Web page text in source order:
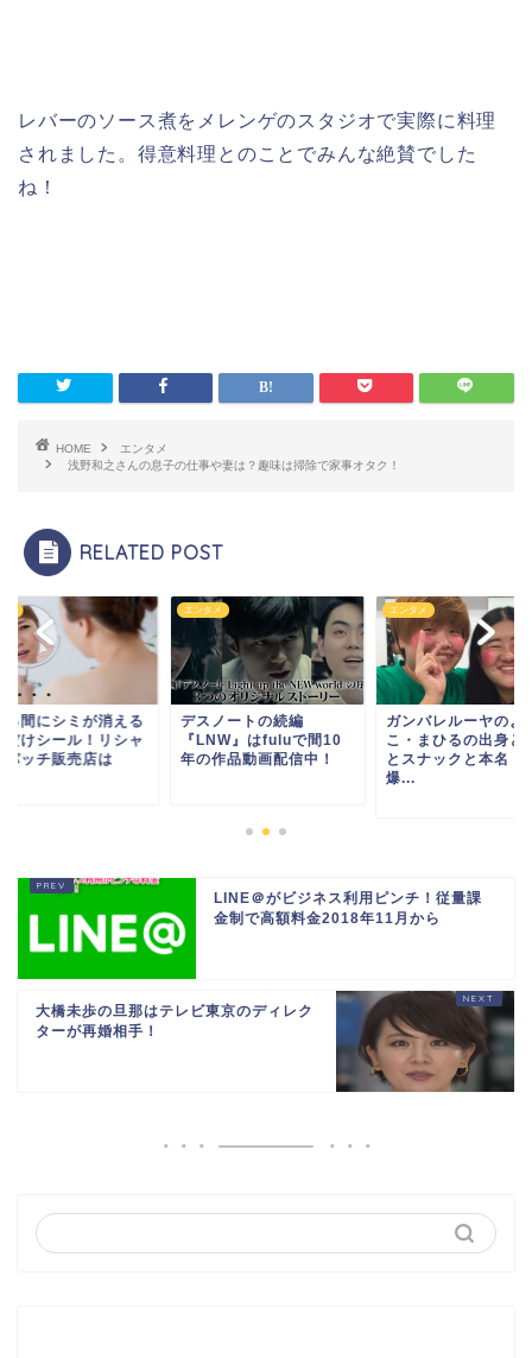
レバーのソース煮をメレンゲのスタジオで実際に料理
されました。得意料理とのことでみんな絶賛でした
ね！
HOME
エンタメ
浅野和之さんの息子の仕事や妻は？趣味は掃除で家事オタク！
RELATED POST
る間にシミが消える
だけシール！リシャ
パッチ販売店は
エンタメ
デスノートの続編
『LNW』はfuluで間10
年の作品動画配信中！
エンタメ
ガンバレルーヤのよ
こ・まひるの出身と
とスナックと本名！
爆...
LINE＠がビジネス利用ピンチ！従量課
金制で高額料金2018年11月から
大橋未歩の旦那はテレビ東京のディレク
ターが再婚相手！